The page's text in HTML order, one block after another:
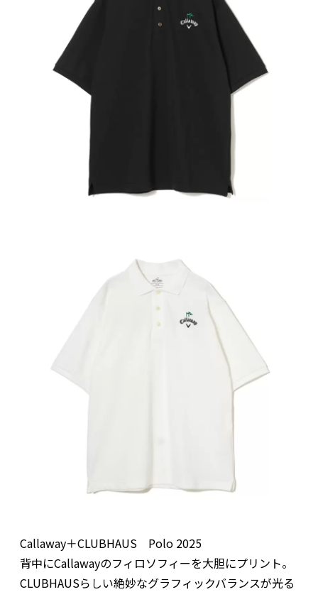
Callaway＋CLUBHAUS Polo 2025
背中にCallawayのフィロソフィーを大胆にプリント。
CLUBHAUSらしい絶妙なグラフィックバランスが光る